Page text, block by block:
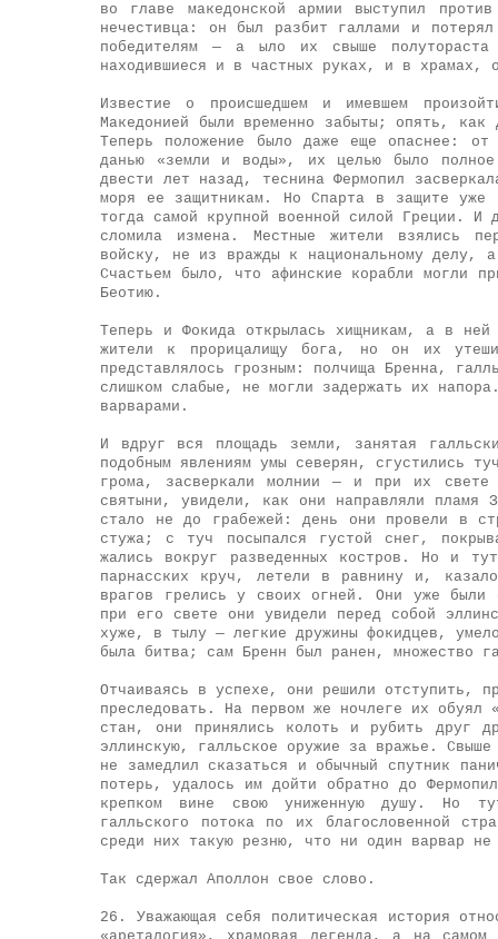
во главе македонской армии выступил
нечестивца: он был разбит галлами и
победителям — а ыло их свыше
находившиеся и в частных руках, и в храмах,
Известие о происшедшем и имевшем
Македонией были временно забыты; опять,
Теперь положение было даже еще опаснее:
данью «земли и воды», их целью было
двести лет назад, теснина Фермопил
моря ее защитникам. Но Спарта в защите уже
тогда самой крупной военной силой Греции.
сломила измена. Местные жители взялись
войску, не из вражды к национальному делу,
Счастьем было, что афинские корабли могли
Беотию.
Теперь и Фокида открылась хищникам, а в
жители к прорицалищу бога, но он их
представлялось грозным: полчища Бренна,
слишком слабые, не могли задержать их
варварами.
И вдруг вся площадь земли, занятая
подобным явлениям умы северян, сгустились
грома, засверкали молнии — и при их свете
святыни, увидели, как они направляли
стало не до грабежей: день они провели в
стужа; с туч посыпался густой снег,
жались вокруг разведенных костров. Но и
парнасских круч, летели в равнину и,
врагов грелись у своих огней. Они уже были
при его свете они увидели перед собой
хуже, в тылу — легкие дружины фокидцев,
была битва; сам Бренн был ранен, множество
Отчаиваясь в успехе, они решили отступить,
преследовать. На первом же ночлеге их обуял
стан, они принялись колоть и рубить друг
эллинскую, галльское оружие за вражье.
не замедлил сказаться и обычный спутник
потерь, удалось им дойти обратно до
крепком вине свою униженную душу. Но
галльского потока по их благословенной
среди них такую резню, что ни один варвар
Так сдержал Аполлон свое слово.
26. Уважающая себя политическая история